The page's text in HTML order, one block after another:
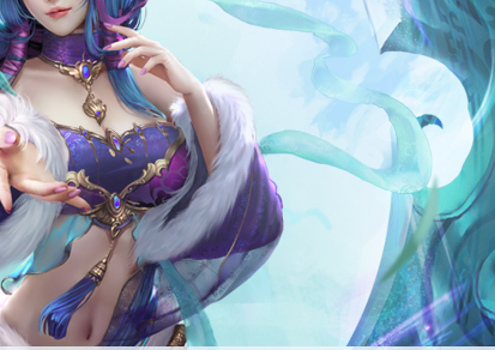
购卡充值 客服中心